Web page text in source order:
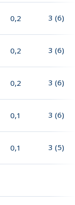
0,2 3 (6)
0,2 3 (6)
0,2 3 (6)
0,1 3 (6)
0,1 3 (5)